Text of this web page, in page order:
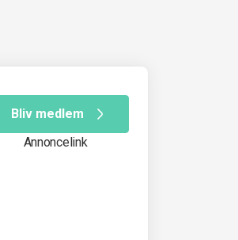
Bliv medlem
Annoncelink